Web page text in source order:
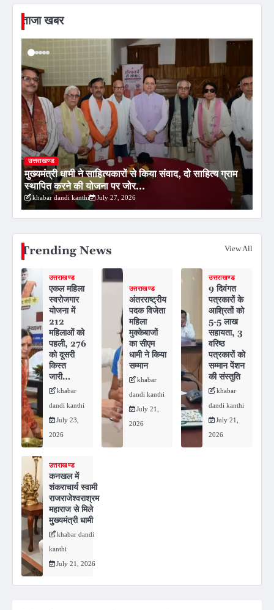
ताजा खबर
उत्तराखण्ड
मुख्यमंत्री धामी ने साहित्यकारों से किया संवाद, दो साहित्य ग्राम
स्थापित करने की योजना पर जोर…
khabar dandi kanthi July 27, 2026
Trending News View All
उत्तराखण्ड
एकल महिला
स्वरोजगार
योजना में
212
महिलाओं को
पहली, 276
को दूसरी
किस्त
जारी…
khabar
dandi kanthi
July 23,
2026
उत्तराखण्ड
अंतरराष्ट्रीय
पदक विजेता
महिला
मुक्केबाजों
का सीएम
धामी ने किया
सम्मान
khabar
dandi kanthi
July 21,
2026
उत्तराखण्ड
9 दिवंगत
पत्रकारों के
आश्रितों को
5-5 लाख
सहायता, 3
वरिष्ठ
पत्रकारों को
सम्मान पेंशन
की संस्तुति
khabar
dandi kanthi
July 21,
2026
उत्तराखण्ड
कनखल में
शंकराचार्य स्वामी
राजराजेश्वराश्रम
महाराज से मिले
मुख्यमंत्री धामी
khabar dandi
kanthi
July 21, 2026